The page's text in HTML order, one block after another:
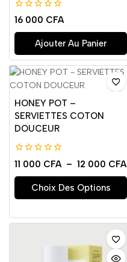
0
de
5
16 000 CFA
Ajouter Au Panier
HONEY POT –
SERVIETTES COTON
DOUCEUR
0
de
5
11 000 CFA – 12 000 CFA
Choix Des Options